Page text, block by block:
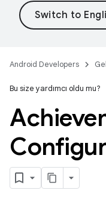
Android Developers
Bu size yardımcı oldu mu?